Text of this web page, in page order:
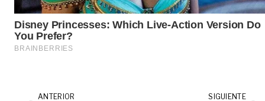
ANTERIOR SIGUIENTE